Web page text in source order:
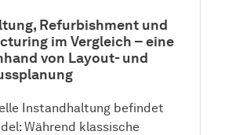
Refurbishment und
im Vergleich – eine
von Layout- und
Instandhaltung befindet
Während klassische